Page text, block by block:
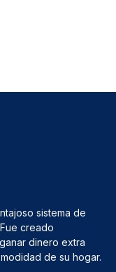
sistema de
creado
dinero extra
de su hogar.